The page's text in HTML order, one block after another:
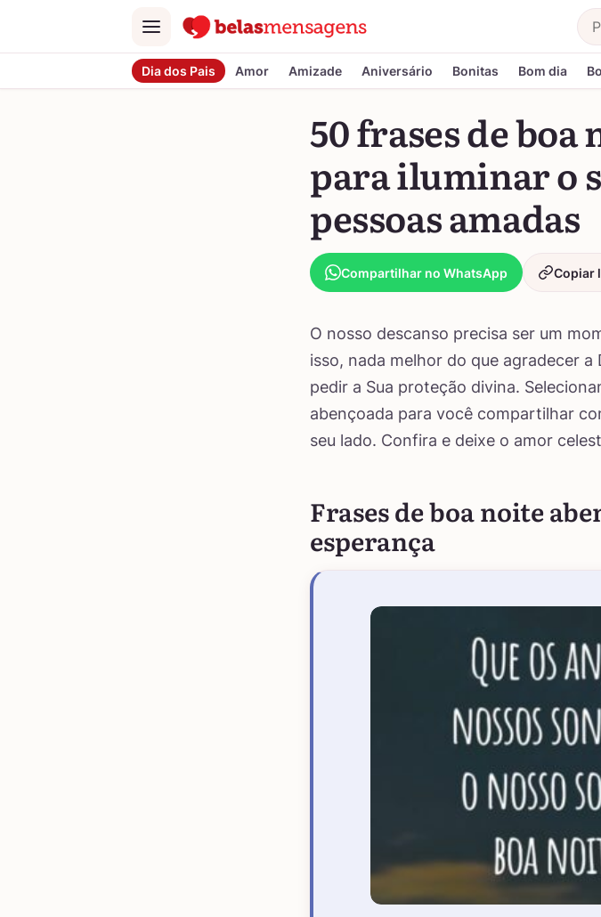
Menu
Dia dos Pais Amor Amizade Aniversário Bonitas Bom dia
50 frases de boa
para iluminar o
pessoas amadas
Compartilhar no WhatsApp Copiar
O nosso descanso precisa ser um
isso, nada melhor do que agradecer
pedir a Sua proteção divina.
abençoada para você compartilhar
seu lado. Confira e deixe o amor
Frases de boa noite
esperança